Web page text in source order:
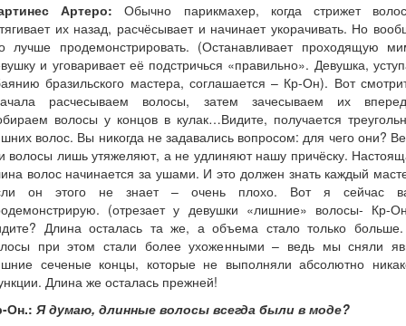
Артеро: Обычно парикмахер, когда стрижет
их назад, расчёсывает и начинает укорачивать. Но
лучше продемонстрировать. (Останавливает проходящую
и уговаривает её подстричься «правильно». Девушка,
бразильского мастера, соглашается – Кр-Он). Вот
расчесываем волосы, затем зачесываем их
волосы у концов в кулак…Видите, получается
волос. Вы никогда не задавались вопросом: для чего они?
волосы лишь утяжеляют, а не удлиняют нашу причёску.
волос начинается за ушами. И это должен знать каждый
он этого не знает – очень плохо. Вот я сейчас
(отрезает у девушки «лишние» волосы- Кр-
Длина осталась та же, а объема стало только
при этом стали более ухоженными – ведь мы сняли
сеченые концы, которые не выполняли абсолютно
Длина же осталась прежней!
Он.: Я думаю, длинные волосы всегда были в моде?